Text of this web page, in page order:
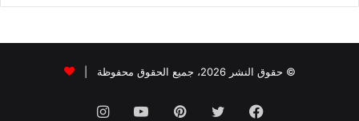
© حقوق النشر 2026، جميع الحقوق محفوظة |
فيسبوك تويتر بينتيريستيوتيوبانستقرام